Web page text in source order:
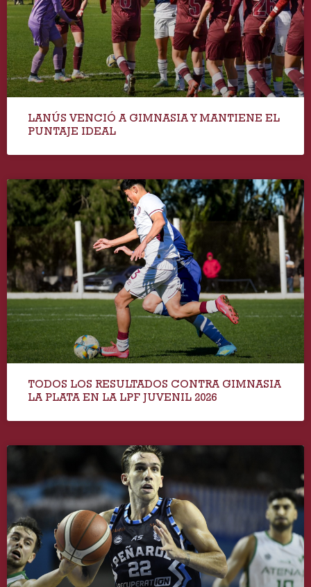
LANÚS VENCIÓ A GIMNASIA Y MANTIENE EL
PUNTAJE IDEAL
TODOS LOS RESULTADOS CONTRA GIMNASIA
LA PLATA EN LA LPF JUVENIL 2026